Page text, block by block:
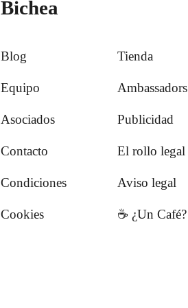
Bichea
Blog Tienda
Equipo Ambassadors
Asociados Publicidad
Contacto El rollo legal
Condiciones Aviso legal
Cookies ☕️ ¿Un Café?